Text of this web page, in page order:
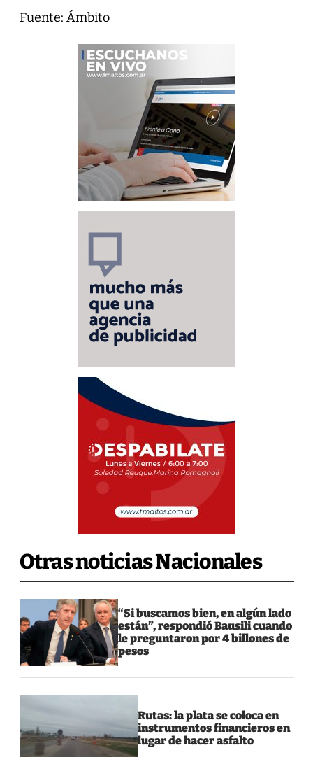
Fuente: Ámbito
Otras noticias Nacionales
“Si buscamos bien, en algún lado
están”, respondió Bausili cuando
le preguntaron por 4 billones de
pesos
Rutas: la plata se coloca en
instrumentos financieros en
lugar de hacer asfalto